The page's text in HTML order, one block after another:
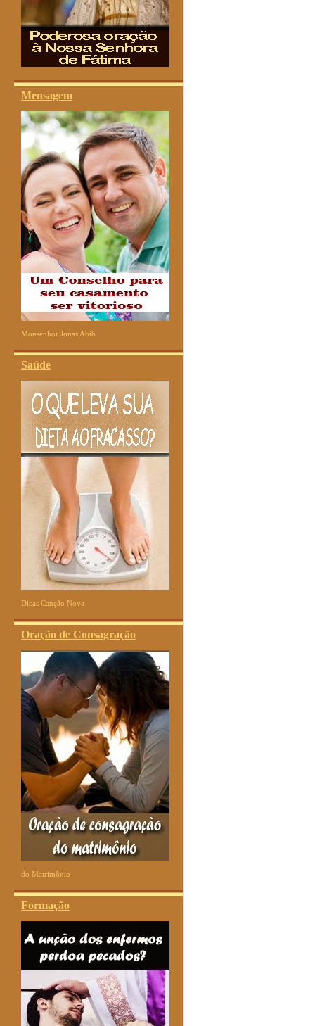
Mensagem
Monsenhor Jonas Abib
Saúde
Dicas Canção Nova
Oração de Consagração
do Matrimônio
Formação